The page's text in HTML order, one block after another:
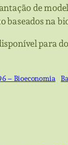
de
baseados na
para
– Bioeconomia